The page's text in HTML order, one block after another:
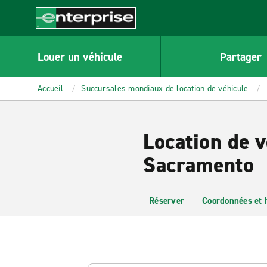
CONTENT
Enterprise
Louer un véhicule Partager
Accueil Succursales mondiaux de location de véhicule
Location de
Sacramento
Réserver Coordonnées et